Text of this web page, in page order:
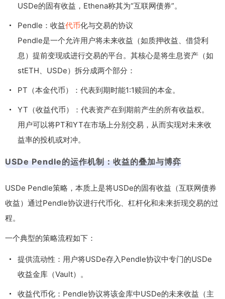
USDe的固有收益，Ethena称其为“互联网债券”。
Pendle：收益代币化与交易的协议
Pendle是一个允许用户将未来收益（如质押收益、借贷利
息）提前变现或进行交易的平台。其核心是将生息资产（如
stETH、USDe）拆分成两个部分：
PT（本金代币）：代表到期时能1:1赎回的本金。
YT（收益代币）：代表资产在到期前产生的所有收益权。
用户可以将PT和YT在市场上分别交易，从而实现对未来收
益率的投机或对冲。
USDe Pendle的运作机制：收益的叠加与博弈
USDe Pendle策略，本质上是将USDe的固有收益（互联网债券
收益）通过Pendle协议进行代币化、杠杆化和未来折现交易的过
程。
一个典型的策略流程如下：
提供流动性：用户将USDe存入Pendle协议中专门的USDe
收益金库（Vault）。
收益代币化：Pendle协议将该金库中USDe的未来收益（主